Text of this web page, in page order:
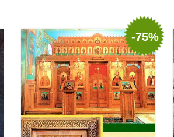
-75%